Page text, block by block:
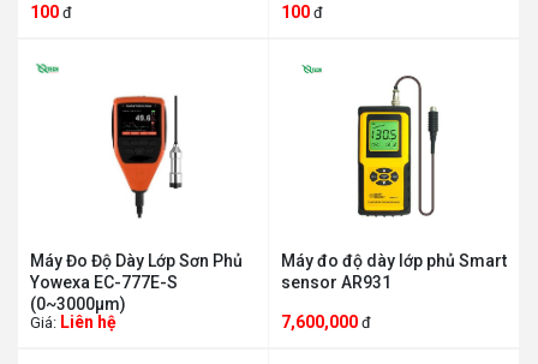
100 đ 100 đ
Máy Đo Độ Dày Lớp Sơn Phủ
Yowexa EC-777E-S
(0~3000μm)
Giá: Liên hệ
Máy đo độ dày lớp phủ Smart
sensor AR931
7,600,000 đ